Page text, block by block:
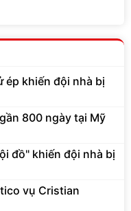
ép khiến đội nhà bị
800 ngày tại Mỹ
đồ" khiến đội nhà bị
vụ Cristian